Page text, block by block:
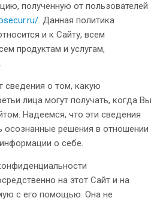
полученную от пользователей
. Данная политика
и к Сайту, всем
продуктам и услугам,
сведения о том, какую
лица могут получать, когда Вы
Надеемся, что эти сведения
осознанные решения в отношении
о себе.
на этот Сайт и на
с его помощью. Она не